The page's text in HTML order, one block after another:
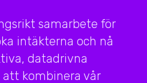
samarbete för
intäkterna och nå
datadrivna
kombinera vår